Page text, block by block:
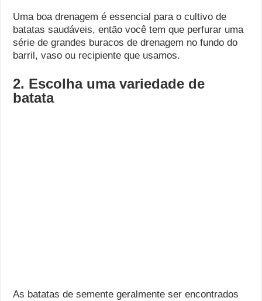
Uma boa drenagem é essencial para o cultivo de
batatas saudáveis, então você tem que perfurar uma
série de grandes buracos de drenagem no fundo do
barril, vaso ou recipiente que usamos.
2. Escolha uma variedade de
batata
As batatas de semente geralmente ser encontrados